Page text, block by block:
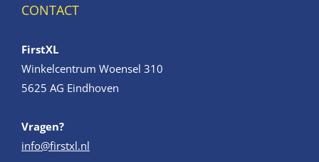
CONTACT
FirstXL
Winkelcentrum Woensel 310
5625 AG Eindhoven
Vragen?
info@firstxl.nl